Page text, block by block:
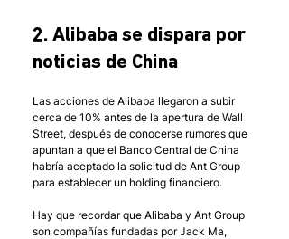
2. Alibaba se dispara por
noticias de China
Las acciones de Alibaba llegaron a subir
cerca de 10% antes de la apertura de Wall
Street, después de conocerse rumores que
apuntan a que el Banco Central de China
habría aceptado la solicitud de Ant Group
para establecer un holding financiero.
Hay que recordar que Alibaba y Ant Group
son compañías fundadas por Jack Ma,